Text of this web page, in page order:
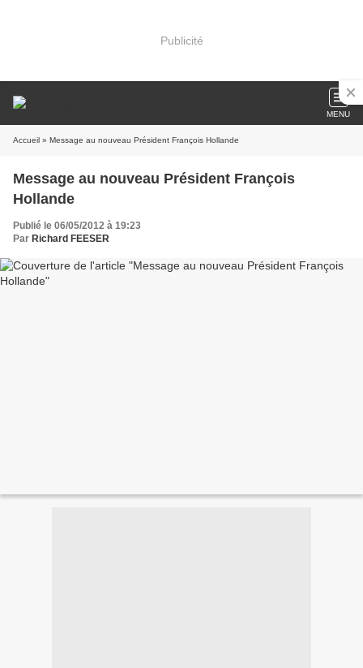
Publicité
MENU
Accueil » Message au nouveau Président François Hollande
Message au nouveau Président François
Hollande
Publié le 06/05/2012 à 19:23
Par Richard FEESER